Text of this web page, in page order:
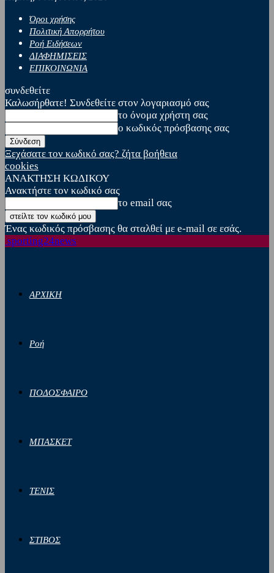
Όροι χρήσης
Πολιτική Απορρήτου
Ροή Ειδήσεων
ΔΙΑΦΗΜΙΣΕΙΣ
ΕΠΙΚΟΙΝΩΝΙΑ
συνδεθείτε
Καλωσήρθατε! Συνδεθείτε στον λογαριασμό σας
το όνομα χρήστη σας
ο κωδικός πρόσβασης σας
Ξεχάσατε τον κωδικό σας? ζήτα βοήθεια
cookies
ΑΝΑΚΤΗΣΗ ΚΩΔΙΚΟΥ
Ανακτήστε τον κωδικό σας
το email σας
Ένας κωδικός πρόσβασης θα σταλθεί με e-mail σε εσάς.
sporting24news
ΑΡΧΙΚΗ
Ροή
ΠΟΔΟΣΦΑΙΡΟ
ΜΠΑΣΚΕΤ
ΤΕΝΙΣ
ΣΤΙΒΟΣ